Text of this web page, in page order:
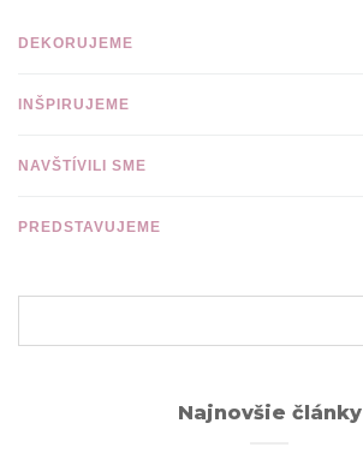
DEKORUJEME
INŠPIRUJEME
NAVŠTÍVILI SME
PREDSTAVUJEME
Najnovšie články